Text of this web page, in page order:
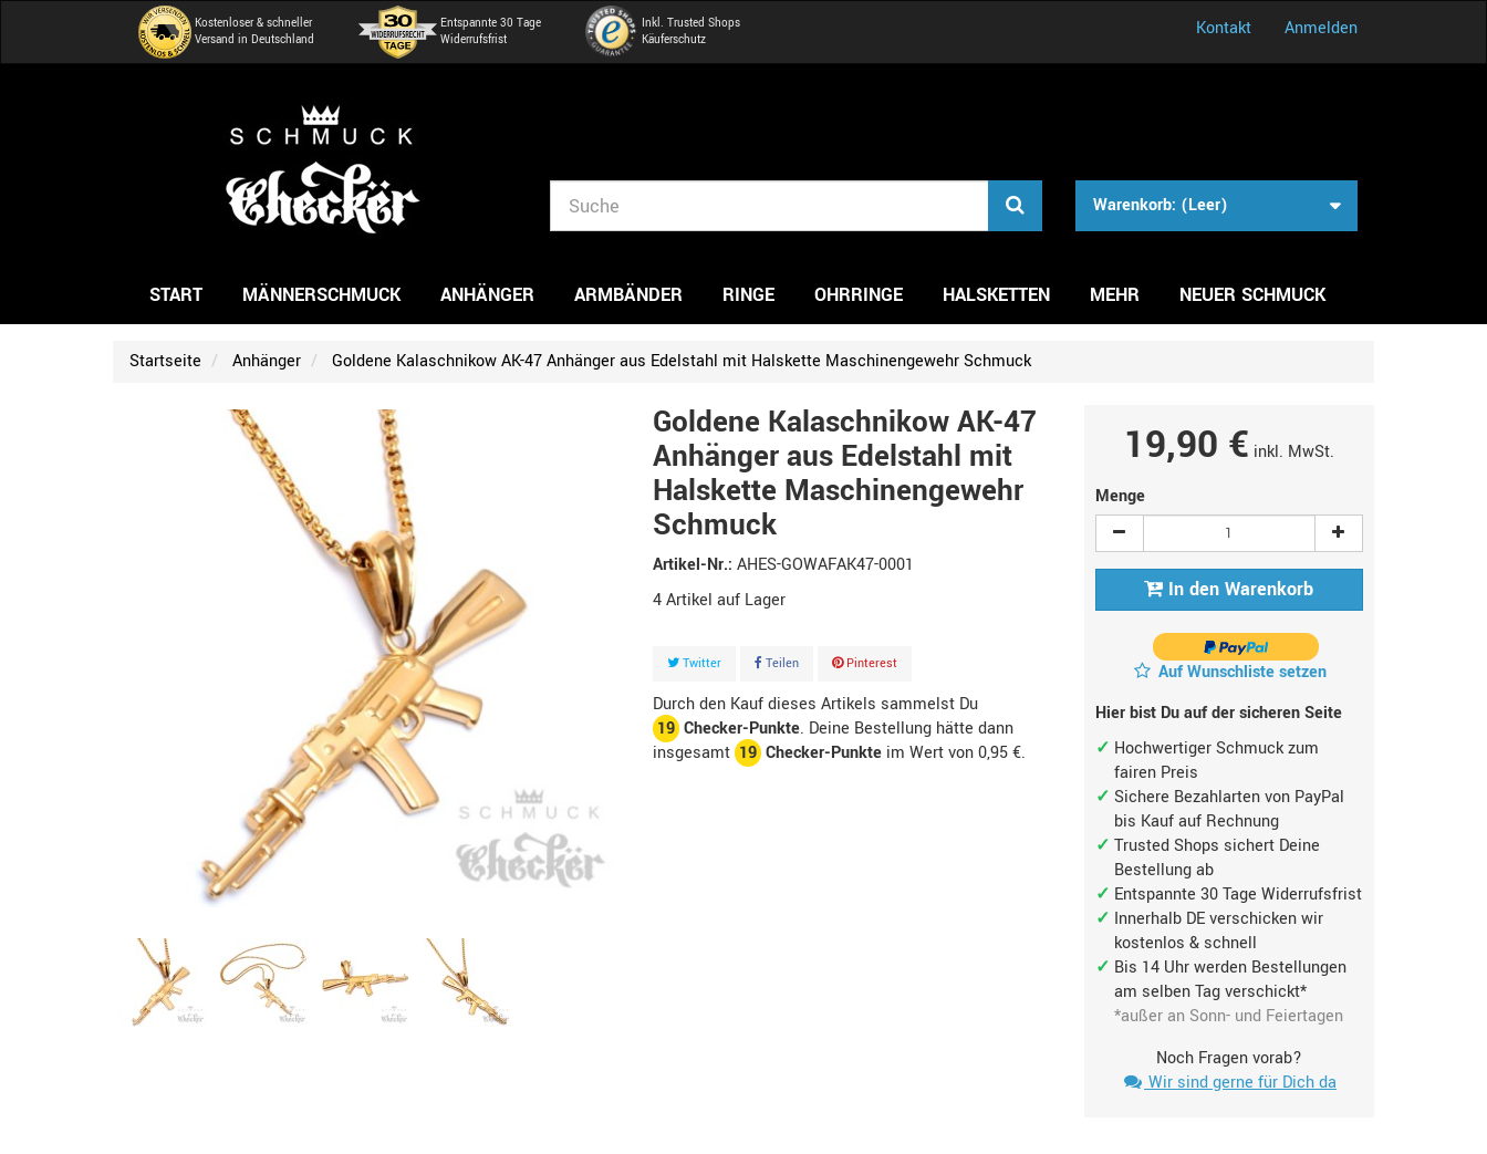
Kontakt Anmelden
Warenkorb: (Leer)
Kostenloser & schneller
Versand in Deutschland
Entspannte 30 Tage
Widerrufsfrist
Inkl. Trusted Shops
Käuferschutz
START MÄNNERSCHMUCK ANHÄNGER ARMBÄNDER RINGE OHRRINGE HALSKETTEN MEHR NEUER SCHMUCK
Startseite Anhänger Goldene Kalaschnikow AK-47 Anhänger aus Edelstahl mit Halskette Maschinengewehr Schmuck
Goldene Kalaschnikow AK-47
Anhänger aus Edelstahl mit
Halskette Maschinengewehr
Schmuck
Artikel-Nr.: AHES-GOWAFAK47-0001
4 Artikel
Twitter Teilen Pinterest
Durch den Kauf dieses Artikels sammelst Du
19Checker-Punkte. Deine Bestellung hätte dann
insgesamt 19Checker-Punkteim Wert von0,95 €.
19,90 € inkl. MwSt.
Menge
In den Warenkorb
Auf Wunschliste setzen
Hier bist Du auf der sicheren Seite
Hochwertiger Schmuck zum
fairen Preis
Sichere Bezahlarten von PayPal
bis Kauf auf Rechnung
Trusted Shops sichert Deine
Bestellung ab
Entspannte 30 Tage Widerrufsfrist
Innerhalb DE verschicken wir
kostenlos & schnell
Bis 14 Uhr werden Bestellungen
am selben Tag verschickt*
*außer an Sonn- und Feiertagen
Noch Fragen vorab?
Wir sind gerne für Dich da